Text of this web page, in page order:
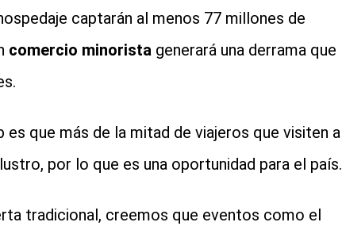
captarán al menos 77 millones de
comercio minorista generará una derrama que
que más de la mitad de viajeros que visiten a
por lo que es una oportunidad para el país.
tradicional, creemos que eventos como el